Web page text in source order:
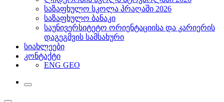
საზაფხულო სკოლა პრაღაში 2026
საზაფხულო ბანაკი
საუნივერსიტეტო ორიენტაციისა და კარიერის
დაგეგმვის სამსახური
სიახლეები
კონტაქტი
ENG GEO